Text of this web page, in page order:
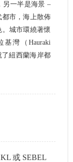
另一半是海景 –
市，海上散佈
城市環繞著懷
基灣（Hauraki
紐西蘭海岸都
或 SEBEL